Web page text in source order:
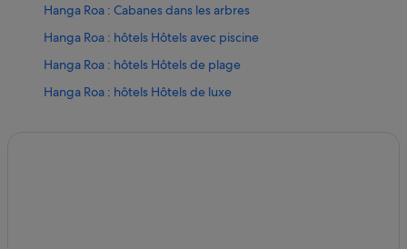
Hanga Roa : Cabanes dans les arbres
Hanga Roa : hôtels Hôtels avec piscine
Hanga Roa : hôtels Hôtels de plage
Hanga Roa : hôtels Hôtels de luxe